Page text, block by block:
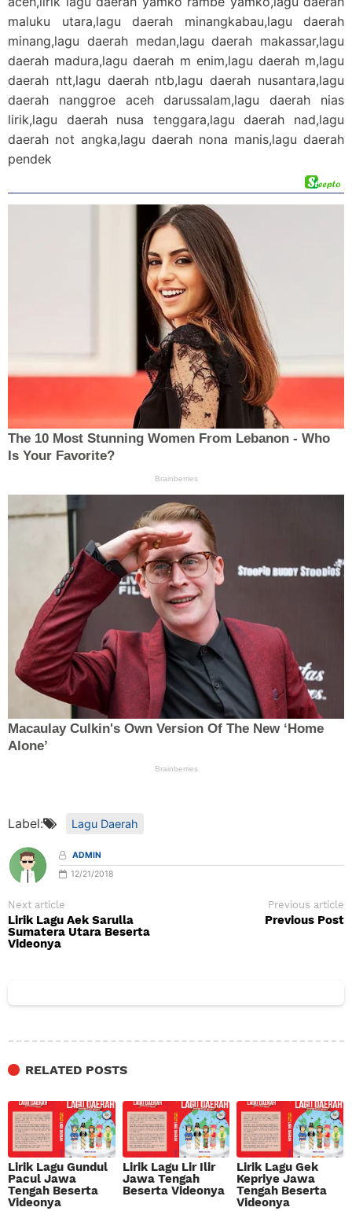
maluku utara,lagu daerah minangkabau,lagu daerah
minang,lagu daerah medan,lagu daerah makassar,lagu
daerah madura,lagu daerah m enim,lagu daerah m,lagu
daerah ntt,lagu daerah ntb,lagu daerah nusantara,lagu
daerah nanggroe aceh darussalam,lagu daerah nias
lirik,lagu daerah nusa tenggara,lagu daerah nad,lagu
daerah not angka,lagu daerah nona manis,lagu daerah
pendek
Label: Lagu Daerah
ADMIN
12/21/2018
Next article
Lirik Lagu Aek Sarulla
Sumatera Utara Beserta
Videonya
Previous article
Previous Post
RELATED POSTS
Lirik Lagu Gundul
Pacul Jawa
Tengah Beserta
Videonya
Lirik Lagu Lir Ilir
Jawa Tengah
Beserta Videonya
Lirik Lagu Gek
Kepriye Jawa
Tengah Beserta
Videonya